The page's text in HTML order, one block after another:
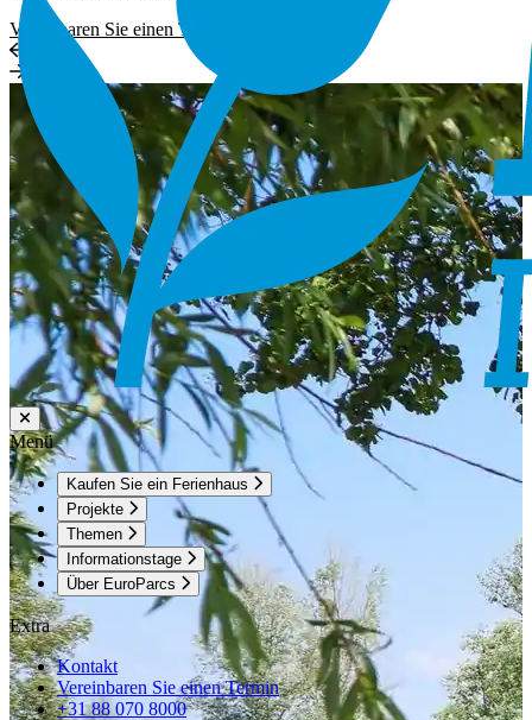
Menü
Kaufen Sie ein Ferienhaus
Projekte
Themen
Informationstage
Über EuroParcs
Extra
Kontakt
Vereinbaren Sie einen Termin
+31 88 070 8000
Vereinbaren Sie einen Termin